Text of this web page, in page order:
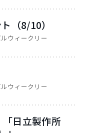
（8/10）
ウィークリー
ウィークリー
日立製作所